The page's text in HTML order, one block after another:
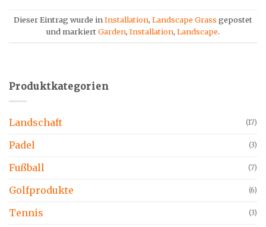
Dieser Eintrag wurde inInstallation, Landscape Grass gepostet
und markiertGarden, Installation, Landscape.
Produktkategorien
Landschaft (17)
Padel (3)
Fußball (7)
Golfprodukte (6)
Tennis (3)